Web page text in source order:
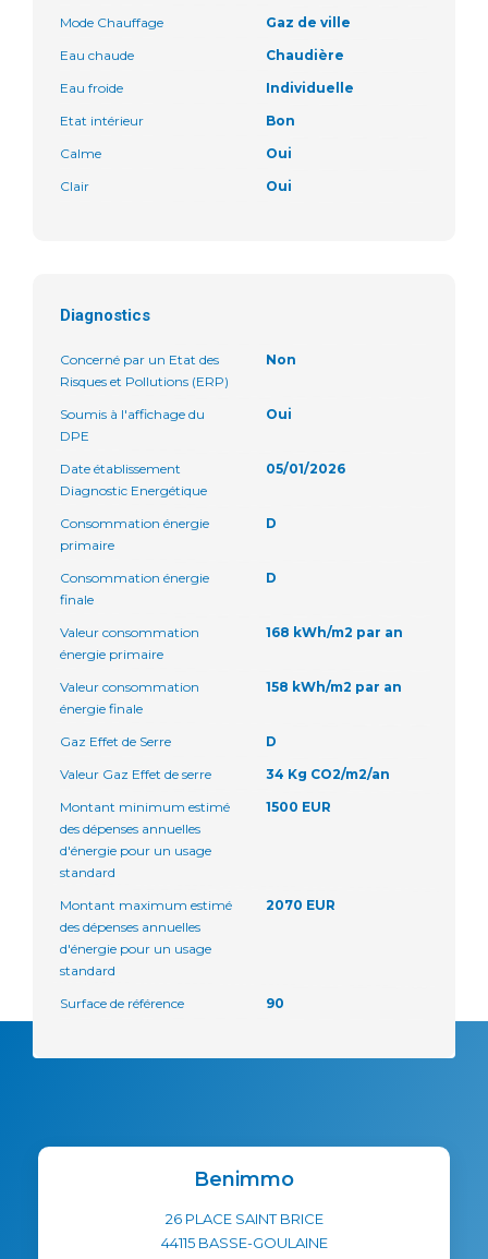
Mode Chauffage
Gaz de ville
Eau chaude
Chaudière
Eau froide
Individuelle
Etat intérieur
Bon
Calme
Oui
Clair
Oui
Diagnostics
Concerné par un Etat des
Risques et Pollutions (ERP)
Non
Soumis à l'affichage du
DPE
Oui
Date établissement
Diagnostic Energétique
05/01/2026
Consommation énergie
primaire
D
Consommation énergie
finale
D
Valeur consommation
énergie primaire
168 kWh/m2 par an
Valeur consommation
énergie finale
158 kWh/m2 par an
Gaz Effet de Serre
D
Valeur Gaz Effet de serre
34 Kg CO2/m2/an
Montant minimum estimé
des dépenses annuelles
d'énergie pour un usage
standard
1500 EUR
Montant maximum estimé
des dépenses annuelles
d'énergie pour un usage
standard
2070 EUR
Surface de référence 90
Benimmo
26 PLACE SAINT BRICE
44115 BASSE-GOULAINE